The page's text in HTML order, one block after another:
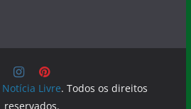
Notícia Livre. Todos os direitos
reservados.